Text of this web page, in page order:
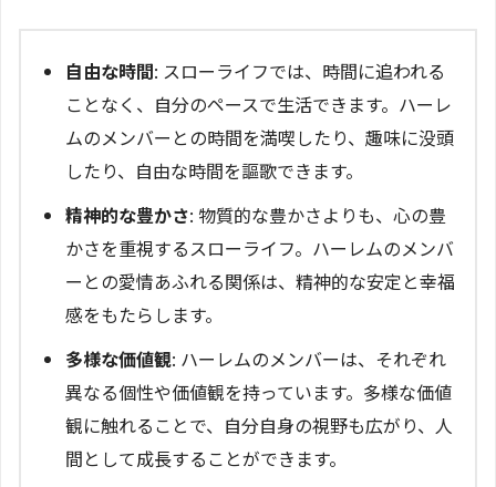
自由な時間: スローライフでは、時間に追われる
ことなく、自分のペースで生活できます。ハーレ
ムのメンバーとの時間を満喫したり、趣味に没頭
したり、自由な時間を謳歌できます。
精神的な豊かさ: 物質的な豊かさよりも、心の豊
かさを重視するスローライフ。ハーレムのメンバ
ーとの愛情あふれる関係は、精神的な安定と幸福
感をもたらします。
多様な価値観: ハーレムのメンバーは、それぞれ
異なる個性や価値観を持っています。多様な価値
観に触れることで、自分自身の視野も広がり、人
間として成長することができます。